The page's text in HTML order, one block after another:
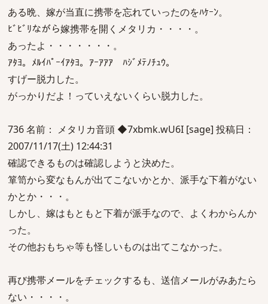
ある晩、嫁が当直に携帯を忘れていったのをﾊｹｰﾝ。
ﾋﾞﾋﾞﾘながら嫁携帯を開くメタリカ・・・・。
あったよ・・・・・・・。
ｱﾀﾖ。ﾒﾙｲﾊﾟｰｲｱﾀﾖ。ｱｰｱｱｱ ﾊｼﾞﾒﾃﾉﾁｭｳ。
すげー脱力した。
がっかりだよ！っていえないくらい脱力した。
736 名前： メタリカ音頭 ◆7xbmk.wU6I [sage] 投稿日：
2007/11/17(土) 12:44:31
確認できるものは確認しようと決めた。
箪笥から変なもんが出てこないかとか、派手な下着がない
かとか・・・。
しかし、嫁はもともと下着が派手なので、よくわからんか
った。
その他おもちゃ等も怪しいものは出てこなかった。
再び携帯メールをチェックするも、送信メールがみあたら
ない・・・・。